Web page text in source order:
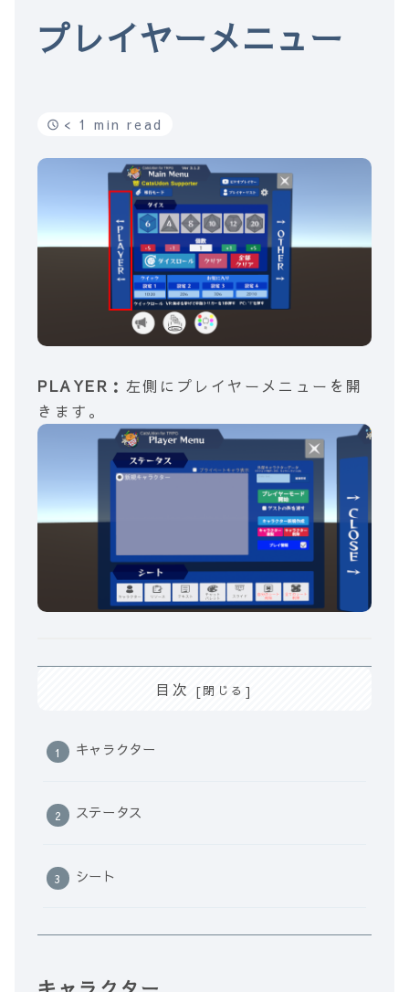
プレイヤーメニュー
< 1 min read
PLAYER： 左側にプレイヤーメニューを開
きます。
目次
キャラクター
ステータス
シート